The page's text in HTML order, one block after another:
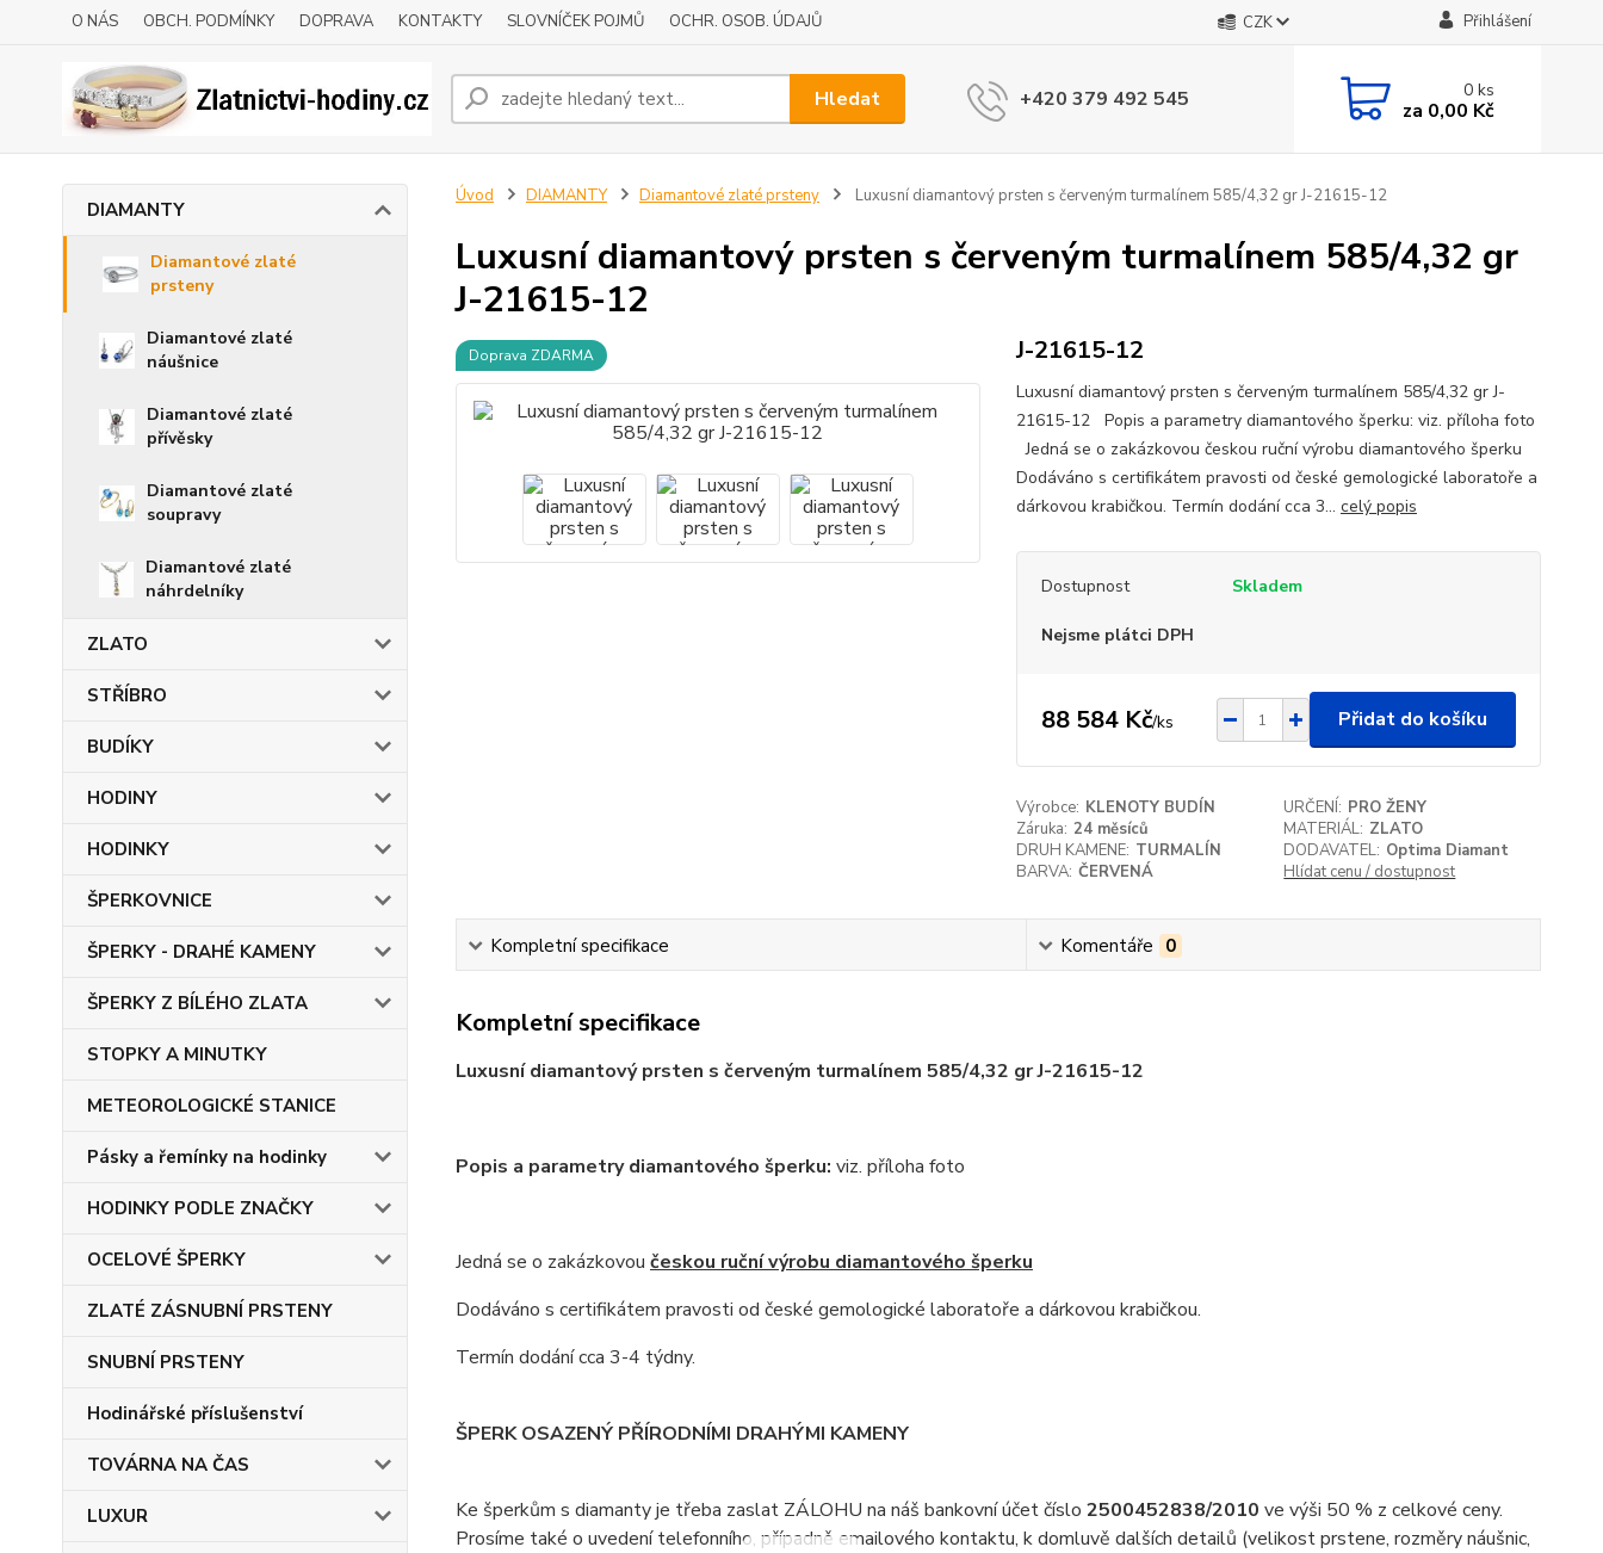
O NÁS OBCH. PODMÍNKY DOPRAVA KONTAKTY SLOVNÍČEK POJMŮ OCHR. OSOB. ÚDAJŮ CZK Přihlášení
Hledat +420 379 492 545 0ks
za 0,00 Kč
DIAMANTY
Diamantové zlaté
prsteny
Diamantové zlaté
náušnice
Diamantové zlaté
přívěsky
Diamantové zlaté
soupravy
Diamantové zlaté
náhrdelníky
ZLATO
STŘÍBRO
BUDÍKY
HODINY
HODINKY
ŠPERKOVNICE
ŠPERKY - DRAHÉ KAMENY
ŠPERKY Z BÍLÉHO ZLATA
STOPKY A MINUTKY
METEOROLOGICKÉ STANICE
Pásky a řemínky na hodinky
HODINKY PODLE ZNAČKY
OCELOVÉ ŠPERKY
ZLATÉ ZÁSNUBNÍ PRSTENY
SNUBNÍ PRSTENY
Hodinářské příslušenství
TOVÁRNA NA ČAS
LUXUR
Úvod DIAMANTY Diamantové zlaté prsteny Luxusní diamantový prsten s červeným turmalínem 585/4,32 gr J-21615-12
Luxusní diamantový prsten s červeným turmalínem 585/4,32 gr
J-21615-12
Doprava ZDARMA J-21615-12
Luxusní diamantový prsten s červeným turmalínem 585/4,32 gr J-
21615-12 Popis a parametry diamantového šperku: viz. příloha foto
Jedná se o zakázkovou českou ruční výrobu diamantového šperku
Dodáváno s certifikátem pravosti od české gemologické laboratoře a
dárkovou krabičkou. Termín dodání cca 3... celý popis
Dostupnost Skladem
Nejsme plátci DPH
88 584 Kč/ks Přidat do košíku
Výrobce: KLENOTY BUDÍN URČENÍ: PRO ŽENY
Záruka: 24 měsíců MATERIÁL: ZLATO
DRUH KAMENE: TURMALÍN DODAVATEL: Optima Diamant
BARVA: ČERVENÁ Hlídat cenu / dostupnost
Kompletní specifikace Komentáře 0
Kompletní specifikace
Luxusní diamantový prsten s červeným turmalínem 585/4,32 gr J-21615-12
Popis a parametry diamantového šperku: viz. příloha foto
Jedná se o zakázkovou českou ruční výrobu diamantového šperku
Dodáváno s certifikátem pravosti od české gemologické laboratoře a dárkovou krabičkou.
Termín dodání cca 3-4 týdny.
ŠPERK OSAZENÝ PŘÍRODNÍMI DRAHÝMI KAMENY
Ke šperkům s diamanty je třeba zaslat ZÁLOHU na náš bankovní účet číslo 2500452838/2010 ve výši 50 % z celkové ceny.
Prosíme také o uvedení telefonního, případně emailového kontaktu, k domluvě dalších detailů (velikost prstene, rozměry náušnic,